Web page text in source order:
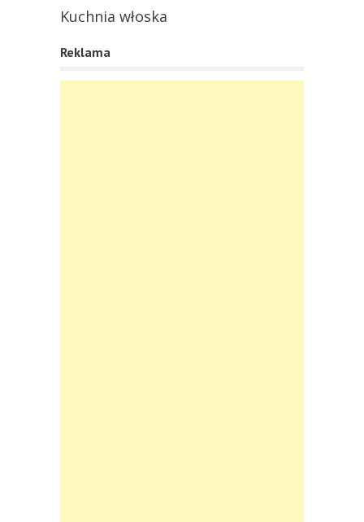
Kuchnia włoska
Reklama